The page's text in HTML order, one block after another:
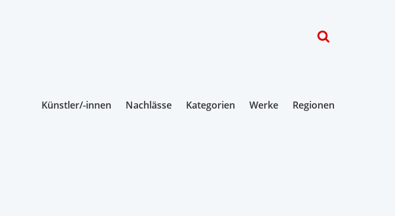
Künstler/-innen Nachlässe Kategorien Werke Regionen